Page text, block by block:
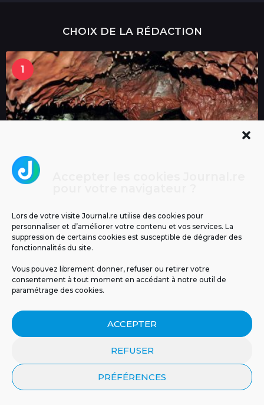
Lors de votre visite Journal.re utilise des cookies pour
personnaliser et d’améliorer votre contenu et vos services. La
suppression de certains cookies est susceptible de dégrader des
fonctionnalités du site.
Vous pouvez librement donner, refuser ou retirer votre
consentement à tout moment en accédant à notre outil de
paramétrage des cookies.
ACCEPTER
REFUSER
PRÉFÉRENCES
CHOIX DE LA RÉDACTION
1
2
Un espoir inattendu venu de la nature : en
Australie, le venin d’abeille a détruit un
cancer du sein agressif en une heure
seulement.